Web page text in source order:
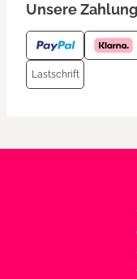
Unsere
Lastschrift